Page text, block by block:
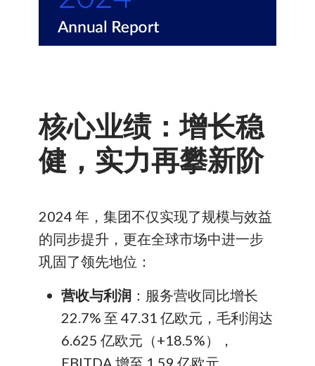
核心业绩：增长稳
健，实力再攀新阶
2024 年，集团不仅实现了规模与效益
的同步提升，更在全球市场中进一步
巩固了领先地位：
营收与利润：服务营收同比增长
22.7% 至 47.31 亿欧元，毛利润达
6.625 亿欧元（+18.5%），
EBITDA 增至 1.59 亿欧元